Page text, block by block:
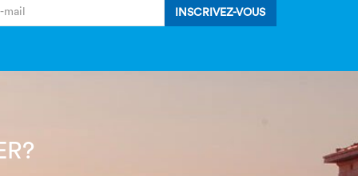
INSCRIVEZ-VOUS